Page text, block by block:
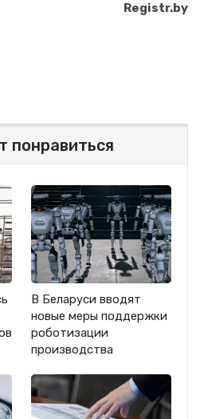
Registr.by
понравиться
В Беларуси вводят
новые меры поддержки
роботизации
производства